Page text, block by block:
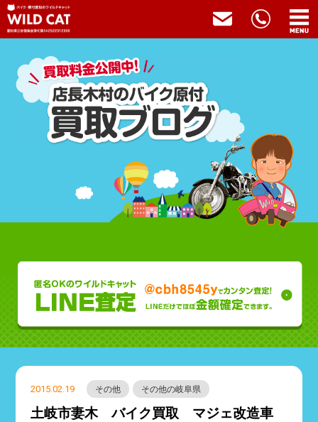
2015.02.19 その他 その他の岐阜県
土岐市妻木 バイク買取 マジェ改造車